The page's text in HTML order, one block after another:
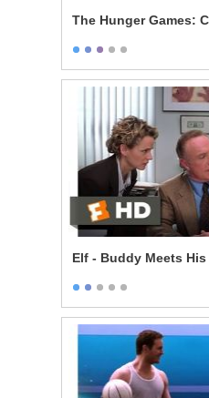
The Hunger Games:
Elf - Buddy Meets His